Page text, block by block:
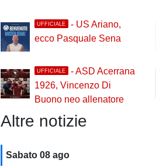
UFFICIALE
- US Ariano,
ecco Pasquale Sena
UFFICIALE
- ASD Acerrana
1926, Vincenzo Di
Buono neo allenatore
Altre notizie
Sabato 08 ago